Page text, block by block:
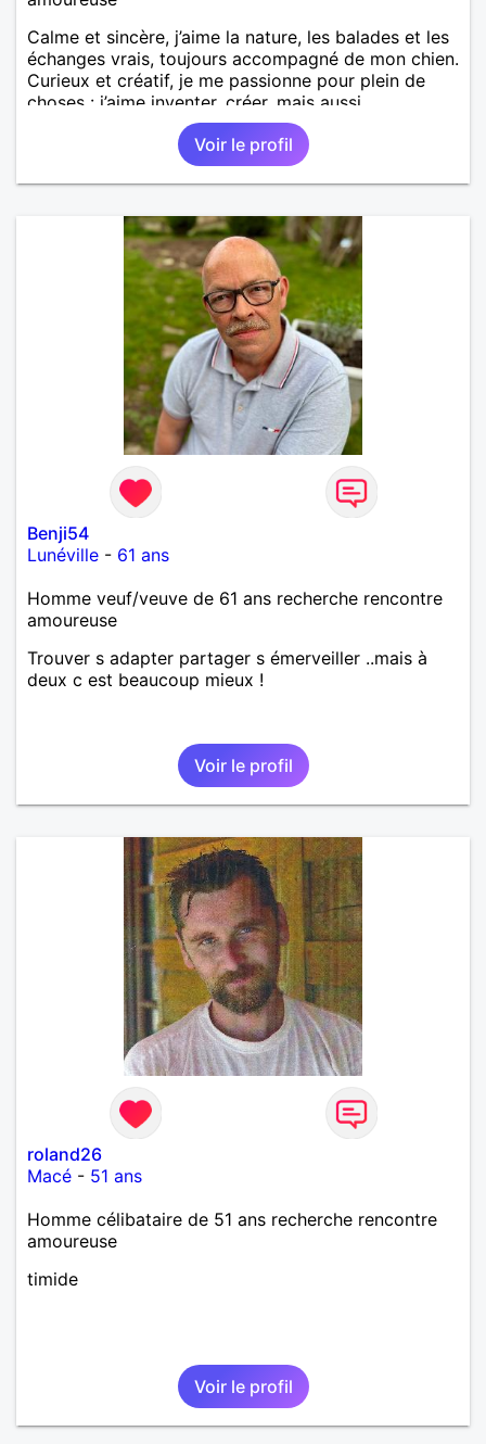
Calme et sincère, j’aime la nature, les balades et les
échanges vrais, toujours accompagné de mon chien.
Curieux et créatif, je me passionne pour plein de
choses : j’aime inventer, créer, mais aussi
m’enthousiasmer pour les projets et les passions
des autres. Je cherche quelqu’un avec qui construire
une relation sérieuse et authentique, basée sur la
complicité et le respect.
Voir le profil
Benji54
Lunéville - 61 ans
Homme veuf/veuve de 61 ans recherche rencontre
amoureuse
Trouver s adapter partager s émerveiller ..mais à
deux c est beaucoup mieux !
Voir le profil
roland26
Macé - 51 ans
Homme célibataire de 51 ans recherche rencontre
amoureuse
timide
Voir le profil